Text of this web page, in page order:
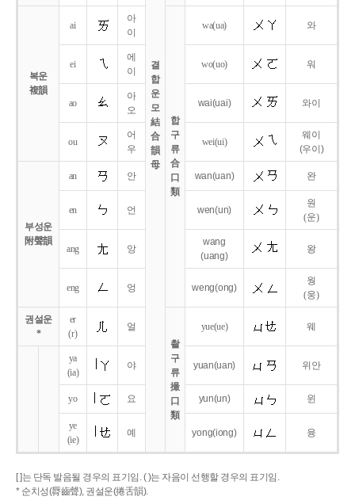
결
합
운
모
結
合
韻
母
복운
複韻
ai
아
이
합
구
류
合
口
類
wa(ua) 와
ei
에
이
wo(uo) 워
ao
아
오
wai(uai) 와이
ou
어
우
wei(ui)
웨이
(우이)
부성운
附聲韻
an 안 wan(uan) 완
en 언 wen(un)
원
(운)
ang 앙
wang
(uang)
왕
eng 엉 weng(ong)
웡
(웅)
권설운
*
er
(r)
얼
촬
구
류
撮
口
類
yue(ue) 웨
ya
(ia)
야 yuan(uan) 위안
yo 요 yun(un) 윈
ye
(ie)
예 yong(iong) 융
[ ]는 단독 발음될 경우의 표기임. ( )는 자음이 선행할 경우의 표기임.
* 순치성(脣齒聲), 권설운(捲舌韻).